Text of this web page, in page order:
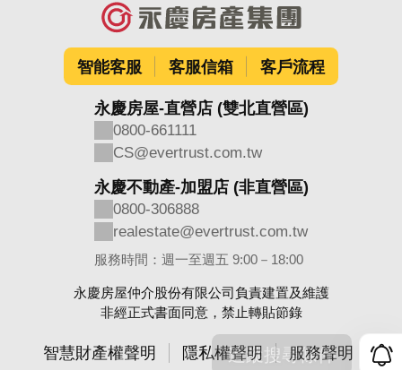
追蹤搜尋條件
智能客服 客服信箱 客戶流程
永慶房屋-直營店 (雙北直營區)
0800-661111
CS@evertrust.com.tw
永慶不動產-加盟店 (非直營區)
0800-306888
realestate@evertrust.com.tw
服務時間：週一至週五 9:00－18:00
永慶房屋仲介股份有限公司負責建置及維護
非經正式書面同意，禁止轉貼節錄
智慧財產權聲明 隱私權聲明 服務聲明